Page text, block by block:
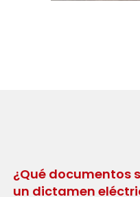
¿Qué documentos
un dictamen